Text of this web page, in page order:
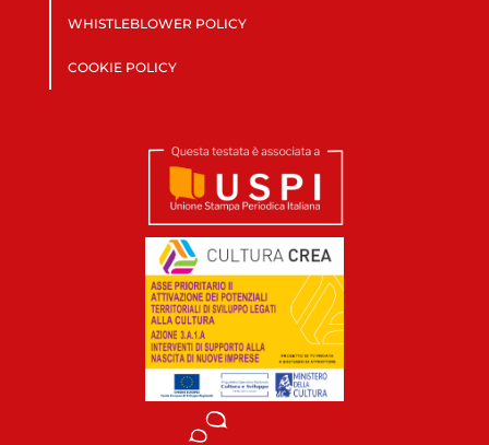
WHISTLEBLOWER POLICY
COOKIE POLICY